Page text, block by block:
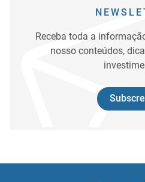
Receba toda a
nosso conteúdos,